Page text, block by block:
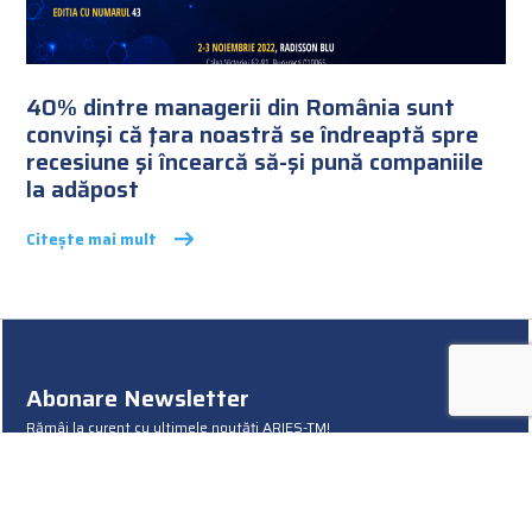
40% dintre managerii din România sunt
convinşi că ţara noastră se îndreaptă spre
recesiune şi încearcă să-şi pună companiile
la adăpost
Citește mai mult
Abonare Newsletter
Rămâi la curent cu ultimele noutăți ARIES-TM!